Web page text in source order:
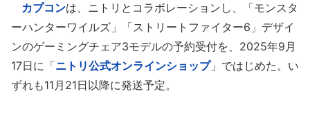
カプコンは、ニトリとコラボレーションし、「モンスタ
ーハンターワイルズ」「ストリートファイター6」デザイ
ンのゲーミングチェア3モデルの予約受付を、2025年9月
17日に「ニトリ公式オンラインショップ」ではじめた。い
ずれも11月21日以降に発送予定。